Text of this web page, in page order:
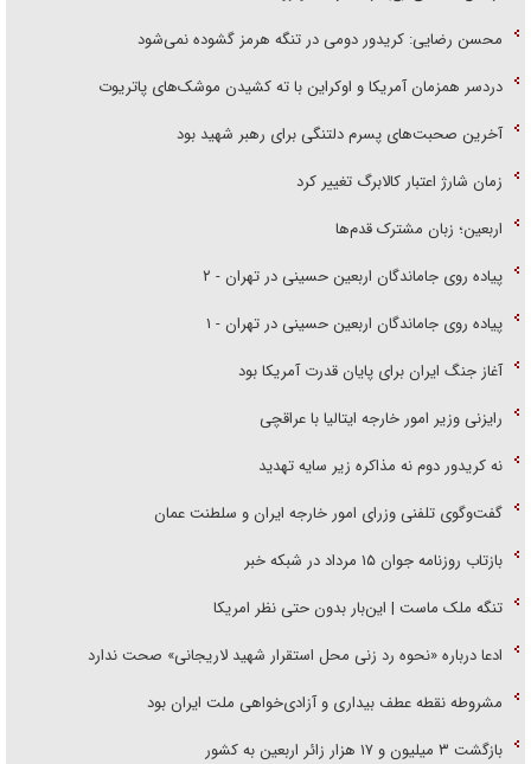
محسن رضایی: کریدور دومی در تنگه هرمز گشوده نمی‌شود
دردسر همزمان آمریکا و اوکراین با ته کشیدن موشک‌های پاتریوت
آخرین صحبت‌های پسرم دلتنگی برای رهبر شهید بود
زمان شارژ اعتبار کالابرگ تغییر کرد
اربعین؛ زبان مشترک قدم‌ها
پیاده روی جاماندگان اربعین حسینی در تهران - ۲
پیاده روی جاماندگان اربعین حسینی در تهران - ۱
آغاز جنگ ایران برای پایان قدرت آمریکا بود
رایزنی وزیر امور خارجه ایتالیا با عراقچی
نه کریدور دوم نه مذاکره زیر سایه تهدید
گفت‌وگوی تلفنی وزرای امور خارجه ایران و سلطنت عمان
بازتاب روزنامه جوان ۱۵ مرداد در شبکه خبر
تنگه ملک ماست | این‌بار بدون حتی نظر امریکا
ادعا درباره «نحوه رد زنی محل استقرار شهید لاریجانی» صحت ندارد
مشروطه نقطه عطف بیداری و آزادی‌خواهی ملت ایران بود
بازگشت ۳ میلیون و ۱۷ هزار زائر اربعین به کشور